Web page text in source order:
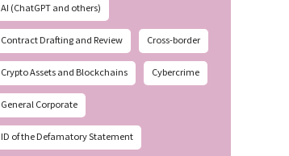
AI (ChatGPT and others)
Contract Drafting and Review Cross-border
Crypto Assets and Blockchains Cybercrime
General Corporate
ID of the Defamatory Statement